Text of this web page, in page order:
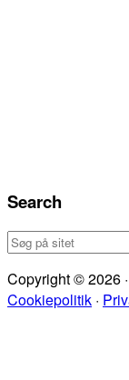
Search
Søg
sitet
Copyright © 2026
Cookiepolitik ·